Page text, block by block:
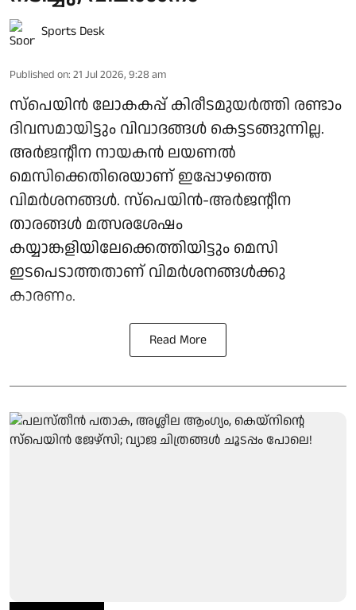
Sports Desk
Published on: 21 Jul 2026, 9:28 am
സ്പെയിൻ ലോകകപ്പ് കിരീടമുയർത്തി രണ്ടാം
ദിവസമായിട്ടും വിവാദങ്ങൾ കെട്ടടങ്ങുന്നില്ല.
അർജന്റീന നായകൻ ലയണൽ
മെസിക്കെതിരെയാണ് ഇപ്പോഴത്തെ
വിമർശനങ്ങൾ. സ്‌പെയിൻ-അർജന്റീന
താരങ്ങൾ മത്സരശേഷം
കയ്യാങ്കളിയിലേക്കെത്തിയിട്ടും മെസി
ഇടപെടാത്തതാണ് വിമർശനങ്ങൾക്കു
കാരണം.
Read More